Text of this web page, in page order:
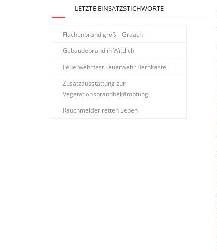
LETZTE EINSATZSTICHWORTE
Flächenbrand groß – Graach
Gebäudebrand in Wittlich
Feuerwehrfest Feuerwehr Bernkastel
Zusatzausstattung zur
Vegetationsbrandbekämpfung
Rauchmelder retten Leben